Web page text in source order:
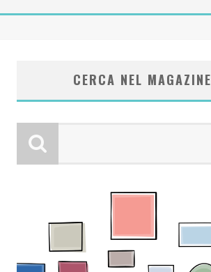
CERCA NEL MAGAZINE